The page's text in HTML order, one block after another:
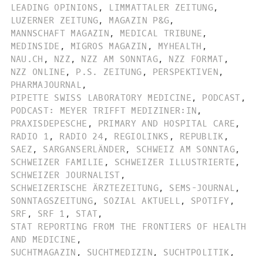
LEADING OPINIONS , LIMMATTALER ZEITUNG,
LUZERNER ZEITUNG, MAGAZIN P&G,
MANNSCHAFT MAGAZIN , MEDICAL TRIBUNE ,
MEDINSIDE , MIGROS MAGAZIN , MYHEALTH ,
NAU.CH , NZZ , NZZ AM SONNTAG, NZZ FORMAT ,
NZZ ONLINE , P.S. ZEITUNG , PERSPEKTIVEN ,
PHARMAJOURNAL ,
PIPETTE SWISS LABORATORY MEDICINE , PODCAST ,
PODCAST: MEYER TRIFFT MEDIZINER:IN ,
PRAXISDEPESCHE , PRIMARY AND HOSPITAL CARE ,
RADIO 1 , RADIO 24, REGIOLINKS , REPUBLIK ,
SAEZ , SARGANSERLÄNDER, SCHWEIZ AM SONNTAG,
SCHWEIZER FAMILIE , SCHWEIZER ILLUSTRIERTE ,
SCHWEIZER JOURNALIST ,
SCHWEIZERISCHE ÄRZTEZEITUNG, SEMS-JOURNAL ,
SONNTAGSZEITUNG, SOZIAL AKTUELL , SPOTIFY ,
SRF , SRF 1 , STAT,
STAT REPORTING FROM THE FRONTIERS OF HEALTH
AND MEDICINE ,
SUCHTMAGAZIN , SUCHTMEDIZIN , SUCHTPOLITIK ,